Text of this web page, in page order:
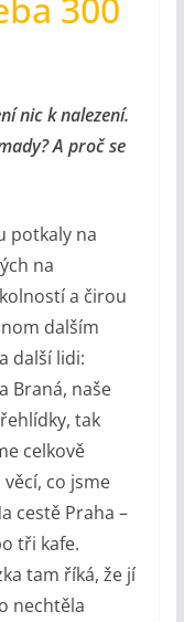
nic k nalezení.
A proč se
potkaly na
na
a čirou
dalším
další lidi:
Braná, naše
tak
celkově
co jsme
cestě Praha –
tři kafe.
tam říká, že jí
nechtěla